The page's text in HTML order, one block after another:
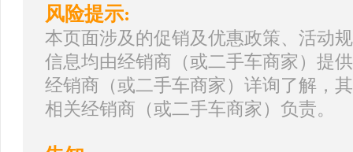
风险提示:
本页面涉及的促销及优惠政策、活动
信息均由经销商（或二手车商家）提
经销商（或二手车商家）详询了解，
相关经销商（或二手车商家）负责。